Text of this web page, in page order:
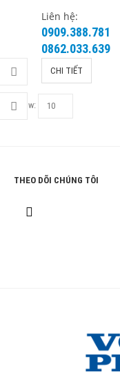
Liên hệ:
0909.388.781
0862.033.639
CHI TIẾT
Show:
THEO DÕI CHÚNG TÔI